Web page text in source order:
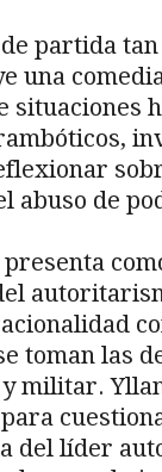
de partida
una
situaciones
abuso de
presenta
toman las
militar.
del líder